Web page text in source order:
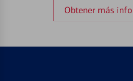
Obtener más